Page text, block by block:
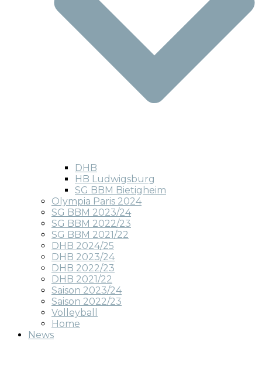
DHB
HB Ludwigsburg
SG BBM Bietigheim
Olympia Paris 2024
SG BBM 2023/24
SG BBM 2022/23
SG BBM 2021/22
DHB 2024/25
DHB 2023/24
DHB 2022/23
DHB 2021/22
Saison 2023/24
Saison 2022/23
Volleyball
Home
News